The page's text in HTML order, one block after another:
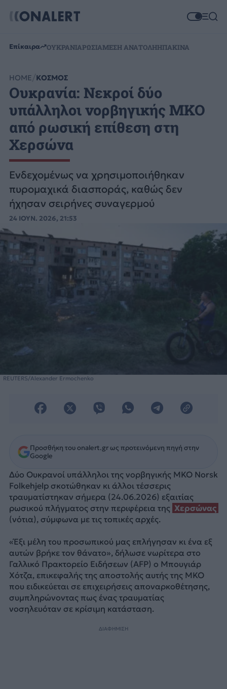
Επίκαιρα ΟΥΚΡΑΝΙΑΡΩΣΙΑΜΕΣΗ ΑΝΑΤΟΛΗΗΠΑΚΙΝΑ
HOME ΚΟΣΜΟΣ
Ουκρανία: Νεκροί δύο
υπάλληλοι νορβηγικής ΜΚΟ
από ρωσική επίθεση στη
Χερσώνα
Ενδεχομένως να χρησιμοποιήθηκαν
πυρομαχικά διασποράς, καθώς δεν
ήχησαν σειρήνες συναγερμού
24 ΙΟΥΝ. 2026, 21:53
REUTERS/Alexander Ermochenko
Προσθήκη του onalert.gr ως προτεινόμενη πηγή στην
Google
Δύο Ουκρανοί υπάλληλοι της νορβηγικής ΜΚΟ Norsk
Folkehjelp σκοτώθηκαν κι άλλοι τέσσερις
τραυματίστηκαν σήμερα (24.06.2026) εξαιτίας
ρωσικού πλήγματος στην περιφέρεια της Χερσώνας
(νότια), σύμφωνα με τις τοπικές αρχές.
«Έξι μέλη του προσωπικού μας επλήγησαν κι ένα εξ
αυτών βρήκε τον θάνατο», δήλωσε νωρίτερα στο
Γαλλικό Πρακτορείο Ειδήσεων (AFP) ο Μπουγιάρ
Χότζα, επικεφαλής της αποστολής αυτής της ΜΚΟ
που ειδικεύεται σε επιχειρήσεις αποναρκοθέτησης,
συμπληρώνοντας πως ένας τραυματίας
νοσηλευόταν σε κρίσιμη κατάσταση.
ΔΙΑΦΗΜΙΣΗ